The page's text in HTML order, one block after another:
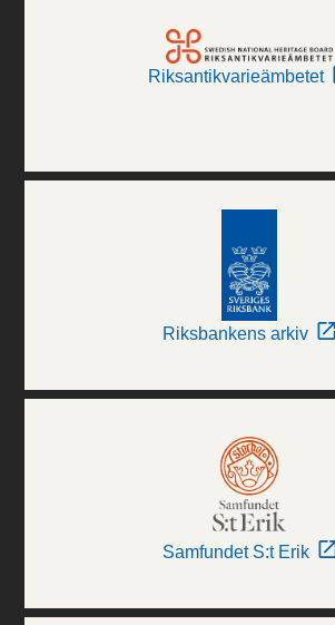
Riksantikvarieämbetet
Riksbankens arkiv
Samfundet S:t Erik